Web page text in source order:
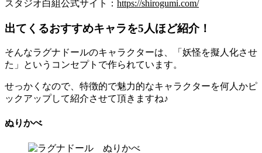
スタジオ白組公式サイト： https://shirogumi.com/
出てくるおすすめキャラを5人ほど紹介！
そんなラグナドールのキャラクターは、
「妖怪を擬人化させ
た」
というコンセプトで作られています。
せっかくなので、特徴的で魅力的なキャラクターを何人かピ
ックアップして紹介させて頂きますね♪
ぬりかべ